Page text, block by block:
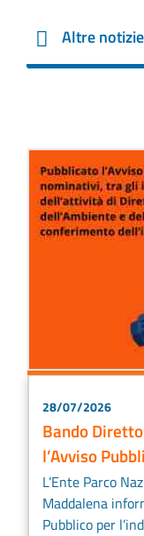
Altre
28/07/2026
Bando
l’Avviso
L’Ente Parco
Maddalena
Pubblico per